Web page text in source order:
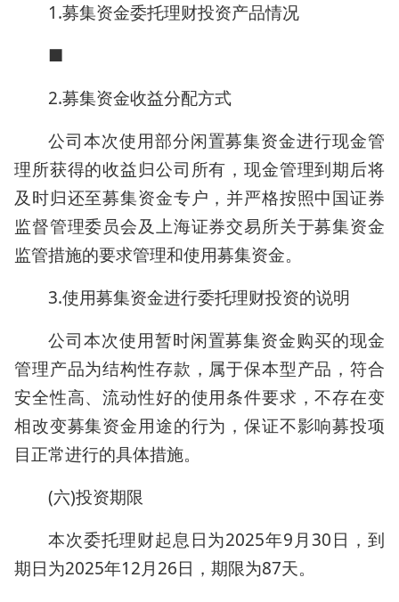
1.募集资金委托理财投资产品情况
■
2.募集资金收益分配方式
公司本次使用部分闲置募集资金进行现金管
理所获得的收益归公司所有，现金管理到期后将
及时归还至募集资金专户，并严格按照中国证券
监督管理委员会及上海证券交易所关于募集资金
监管措施的要求管理和使用募集资金。
3.使用募集资金进行委托理财投资的说明
公司本次使用暂时闲置募集资金购买的现金
管理产品为结构性存款，属于保本型产品，符合
安全性高、流动性好的使用条件要求，不存在变
相改变募集资金用途的行为，保证不影响募投项
目正常进行的具体措施。
(六)投资期限
本次委托理财起息日为2025年9月30日，到
期日为2025年12月26日，期限为87天。